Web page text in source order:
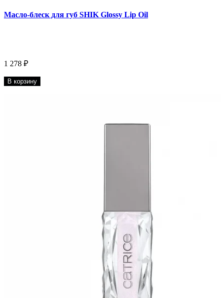
Масло-блеск для губ SHIK Glossy Lip Oil
1 278 ₽
В корзину